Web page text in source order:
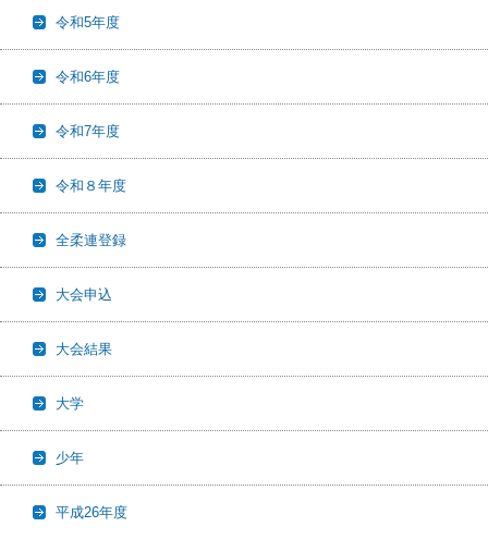
令和5年度
令和6年度
令和7年度
令和８年度
全柔連登録
大会申込
大会結果
大学
少年
平成26年度